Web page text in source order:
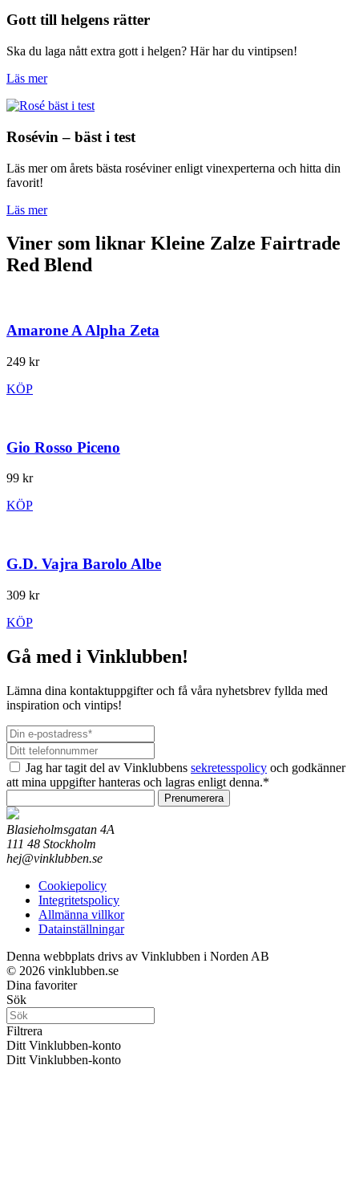
Gott till helgens rätter
Ska du laga nått extra gott i helgen? Här har du vintipsen!
Läs mer
Rosévin – bäst i test
Läs mer om årets bästa roséviner enligt vinexperterna och hitta din
favorit!
Läs mer
Viner som liknar Kleine Zalze Fairtrade
Red Blend
Amarone A Alpha Zeta
249 kr
KÖP
Gio Rosso Piceno
99 kr
KÖP
G.D. Vajra Barolo Albe
309 kr
KÖP
Gå med i Vinklubben!
Lämna dina kontaktuppgifter och få våra nyhetsbrev fyllda med
inspiration och vintips!
Jag har tagit del av Vinklubbens sekretesspolicy och godkänner
att mina uppgifter hanteras och lagras enligt denna.*
Prenumerera
Blasieholmsgatan 4A
111 48 Stockholm
hej@vinklubben.se
Cookiepolicy
Integritetspolicy
Allmänna villkor
Datainställningar
Denna webbplats drivs av Vinklubben i Norden AB
© 2026 vinklubben.se
Dina favoriter
Sök
Filtrera
Ditt Vinklubben-konto
Ditt Vinklubben-konto